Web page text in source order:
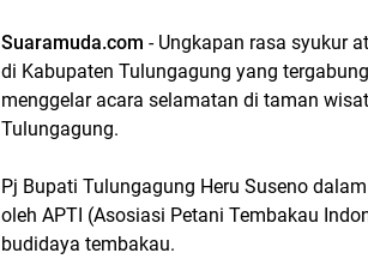
Suaramuda.com - Ungkapan rasa syukur
di Kabupaten Tulungagung yang
menggelar acara selamatan di taman
Tulungagung.
Pj Bupati Tulungagung Heru Suseno
oleh APTI (Asosiasi Petani Tembakau
budidaya tembakau.